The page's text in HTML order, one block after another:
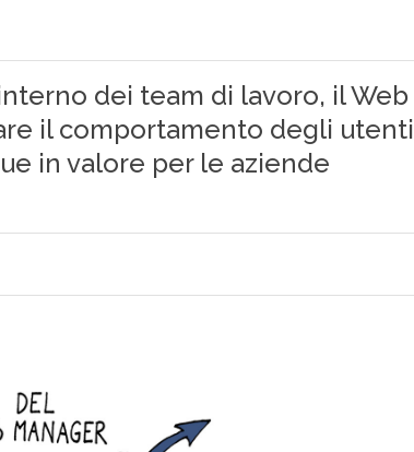
dei team di lavoro, il Web
il comportamento degli utenti
in valore per le aziende